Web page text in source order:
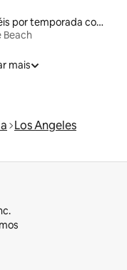
Aluguéis por temporada com sauna
Beach
mais
Los Angeles